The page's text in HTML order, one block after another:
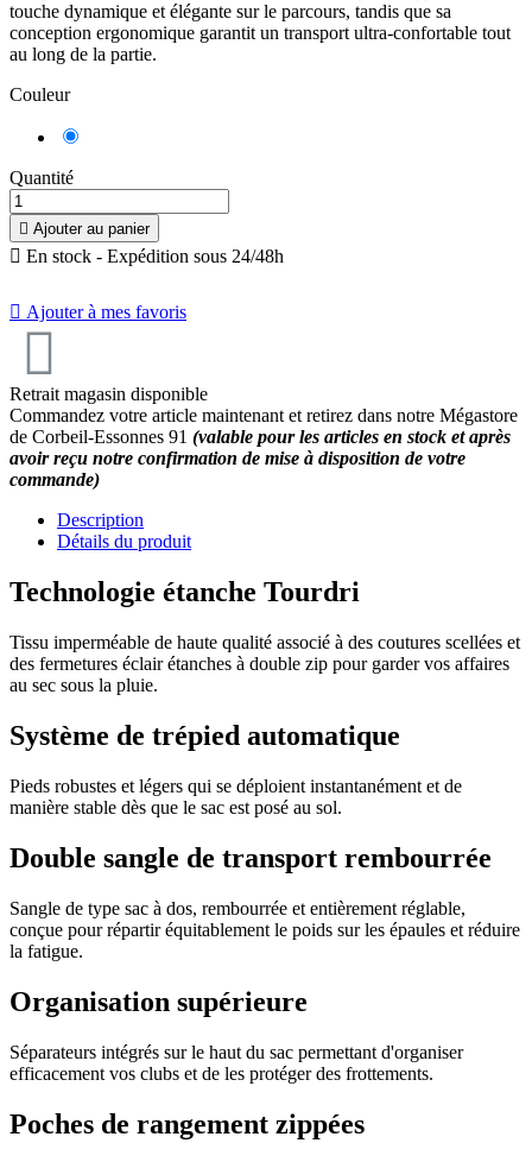
touche dynamique et élégante sur le parcours, tandis que sa
conception ergonomique garantit un transport ultra-confortable tout
au long de la partie.
Couleur
Quantité
 Ajouter au panier
 En stock - Expédition sous 24/48h
 Ajouter à mes favoris
Retrait magasin disponible
Commandez votre article maintenant et retirez dans notre Mégastore
de Corbeil-Essonnes 91 (valable pour les articles en stock et après
avoir reçu notre confirmation de mise à disposition de votre
commande)
Description
Détails du produit
Technologie étanche Tourdri
Tissu imperméable de haute qualité associé à des coutures scellées et
des fermetures éclair étanches à double zip pour garder vos affaires
au sec sous la pluie.
Système de trépied automatique
Pieds robustes et légers qui se déploient instantanément et de
manière stable dès que le sac est posé au sol.
Double sangle de transport rembourrée
Sangle de type sac à dos, rembourrée et entièrement réglable,
conçue pour répartir équitablement le poids sur les épaules et réduire
la fatigue.
Organisation supérieure
Séparateurs intégrés sur le haut du sac permettant d'organiser
efficacement vos clubs et de les protéger des frottements.
Poches de rangement zippées